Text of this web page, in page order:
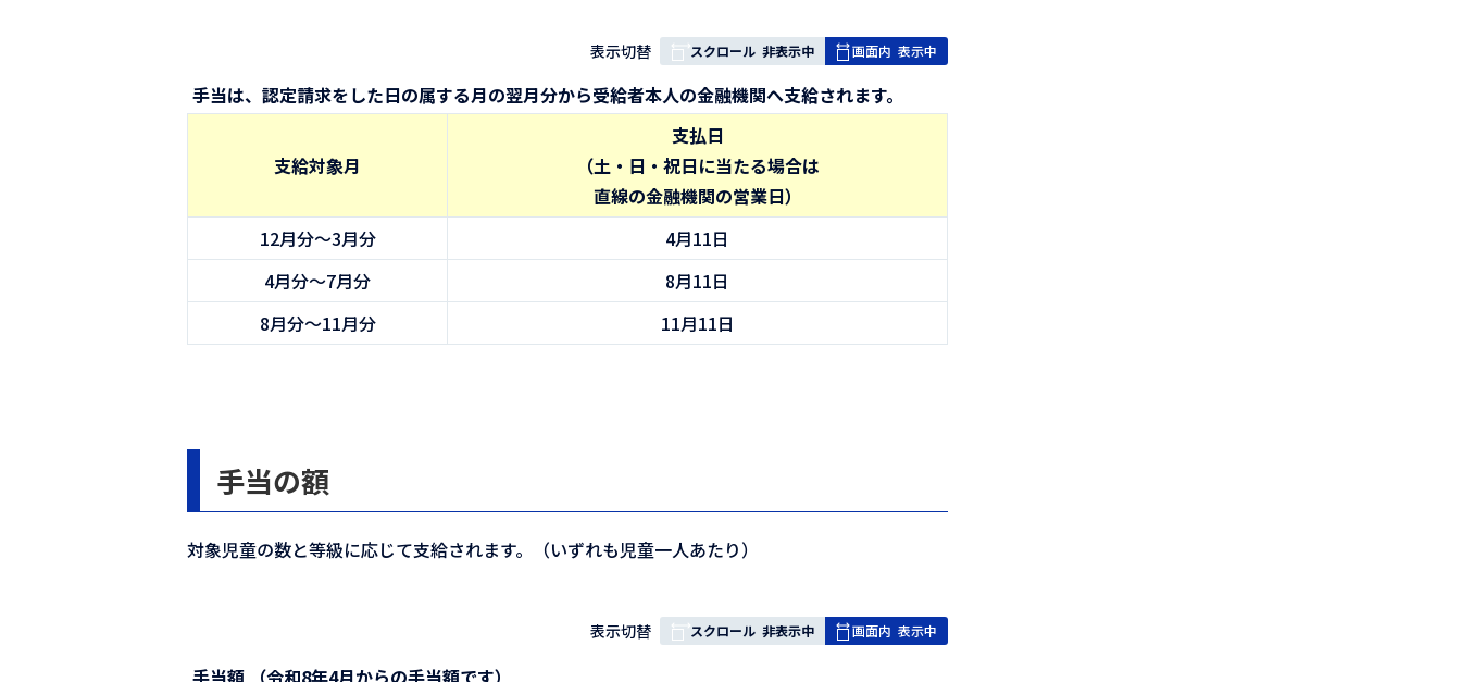
表
み
表示切替 スクロール 非表示中 画面内 表示中
手当は、認定請求をした日の属する月の翌月分から受給者本人の金融機関へ支給されます。
支給対象月
支払日
（土・日・祝日に当たる場合は
直線の金融機関の営業日）
12月分〜3月分
4月11日
4月分〜7月分
8月11日
8月分〜11月分
11月11日
手当の額
対象児童の数と等級に応じて支給されます。（いずれも児童一人あたり）
表
表示切替 スクロール 非表示中 画面内 表示中
手当額 （令和8年4月からの手当額です）